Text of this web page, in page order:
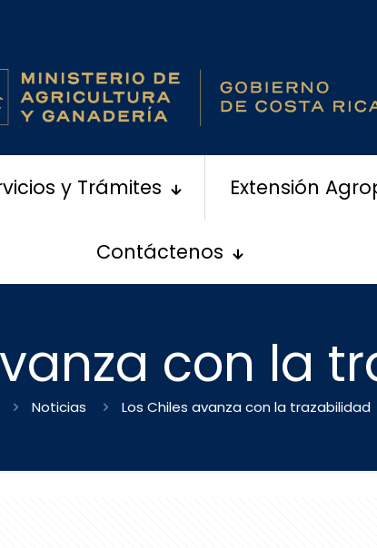
y Trámites Extensión
Contáctenos
con la
Noticias Los Chiles avanza con la trazabilidad